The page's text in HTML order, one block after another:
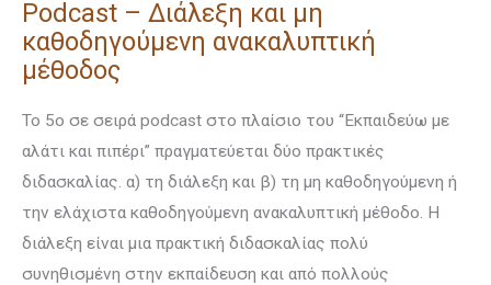
Podcast – Διάλεξη και μη
καθοδηγούμενη ανακαλυπτική
μέθοδος
Το 5ο σε σειρά podcast στο πλαίσιο του “Εκπαιδεύω με
αλάτι και πιπέρι” πραγματεύεται δύο πρακτικές
διδασκαλίας. α) τη διάλεξη και β) τη μη καθοδηγούμενη ή
την ελάχιστα καθοδηγούμενη ανακαλυπτική μέθοδο. Η
διάλεξη είναι μια πρακτική διδασκαλίας πολύ
συνηθισμένη στην εκπαίδευση και από πολλούς